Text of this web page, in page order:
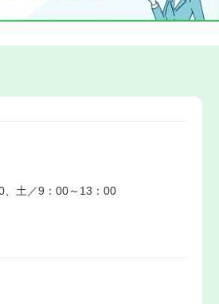
、土／9：00～13：00